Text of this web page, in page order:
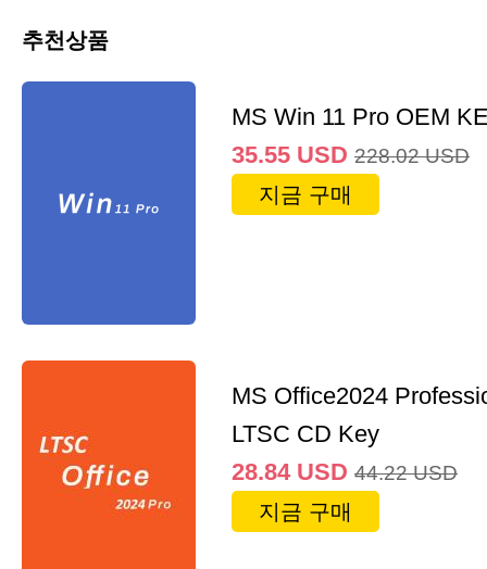
추천상품
MS Win 11 Pro OEM
35.55 USD 228.02 USD
지금 구매
MS Office2024
LTSC CD Key
28.84 USD 44.22 USD
지금 구매